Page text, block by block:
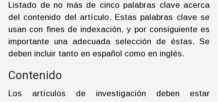
Listado de no más de cinco palabras clave acerca
del contenido del artículo. Estas palabras clave se
usan con fines de indexación, y por consiguiente es
importante una adecuada selección de éstas. Se
deben incluir tanto en español como en inglés.
Contenido
Los artículos de investigación deben estar